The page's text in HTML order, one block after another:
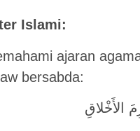
Islami:
ajaran
bersabda:
الأَخْلاقِ